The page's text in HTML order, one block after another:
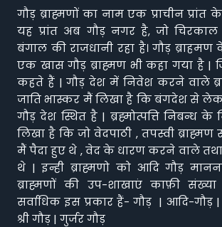
गौड़ ब्राह्मणों का नाम एक प्राचीन प्रांत
यह प्रांत अब गौड़ नगर है, जो
बंगाल की राजधानी रहा है। गौड़
एक खास गौड़ ब्राह्मण भी कहा गया है |
कहते हैं | गौड़ देश में निवेश करने वाले
जाति भास्कर मैं लिखा है कि बंगदेश से
गौड़ देश स्थित है | ब्रह्मोत्पत्ति निबन्ध
लिखा है कि जो वेदपाठी , तपस्वी ब्राह्मण
मैं पैदा हुए थे , वेद के धारण करने वाले तथा
थे | इन्ही ब्राह्मणो को आदि गौड़
ब्राह्मणों की उप-शाखाएं काफ़ी
सर्वाधिक इस प्रकार हैं- गौड़ | आदि-गौड़
श्री गौड़ | गुर्जर गौड़